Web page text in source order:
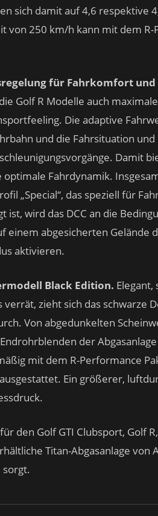
sich damit auf 4,6 respektive
von 250 km/h kann mit dem
für Fahrkomfort
Golf R Modelle auch
Die adaptive
und die Fahrsituation
Damit
Fahrdynamik.
„Special“, das speziell für
ist, wird das DCC an die
einem abgesicherten Gelände
aktivieren.
Black Edition.
zieht sich das schwarze
Von abgedunkelten
der
mit dem R-Performance
Ein größerer,
den Golf GTI Clubsport, Golf
Titan-Abgasanlage von
sorgt.